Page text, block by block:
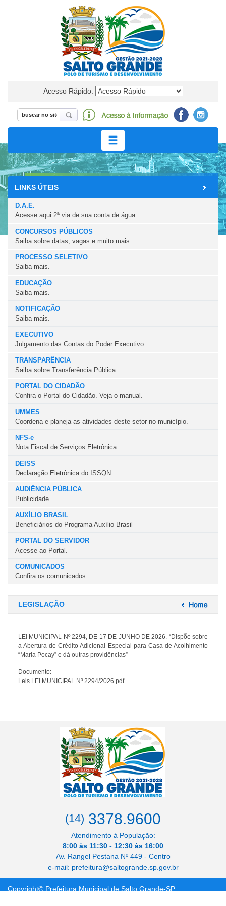
Acesso Rápido:
LINKS ÚTEIS
D.A.E.
Acesse aqui 2ª via de sua conta de água.
CONCURSOS PÚBLICOS
Saiba sobre datas, vagas e muito mais.
PROCESSO SELETIVO
Saiba mais.
EDUCAÇÃO
Saiba mais.
NOTIFICAÇÃO
Saiba mais.
EXECUTIVO
Julgamento das Contas do Poder Executivo.
TRANSPARÊNCIA
Saiba sobre Transferência Pública.
PORTAL DO CIDADÃO
Confira o Portal do Cidadão. Veja o manual.
UMMES
Coordena e planeja as atividades deste setor no município.
NFS-e
Nota Fiscal de Serviços Eletrônica.
DEISS
Declaração Eletrônica do ISSQN.
AUDIÊNCIA PÚBLICA
Publicidade.
AUXÍLIO BRASIL
Beneficiários do Programa Auxílio Brasil
PORTAL DO SERVIDOR
Acesse ao Portal.
COMUNICADOS
Confira os comunicados.
LEGISLAÇÃO
LEI MUNICIPAL Nº 2294, DE 17 DE JUNHO DE 2026. “Dispõe sobre
a Abertura de Crédito Adicional Especial para Casa de Acolhimento
“Maria Pocay” e dá outras providências”
Documento:
Leis LEI MUNICIPAL Nº 2294/2026.pdf
(14) 3378.9600
Atendimento à População:
8:00 às 11:30 - 12:30 às 16:00
Av. Rangel Pestana Nº 449 - Centro
e-mail: prefeitura@saltogrande.sp.gov.br
Copyright© Prefeitura Municipal de Salto Grande-SP